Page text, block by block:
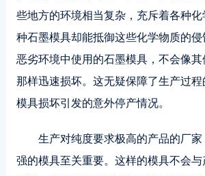
些地方的环境相当复杂，充斥着各种
种石墨模具却能抵御这些化学物质的
恶劣环境中使用的石墨模具，不会像
那样迅速损坏。这无疑保障了生产过程
模具损坏引发的意外停产情况。
生产对纯度要求极高的产品的厂
强的模具至关重要。这样的模具不会